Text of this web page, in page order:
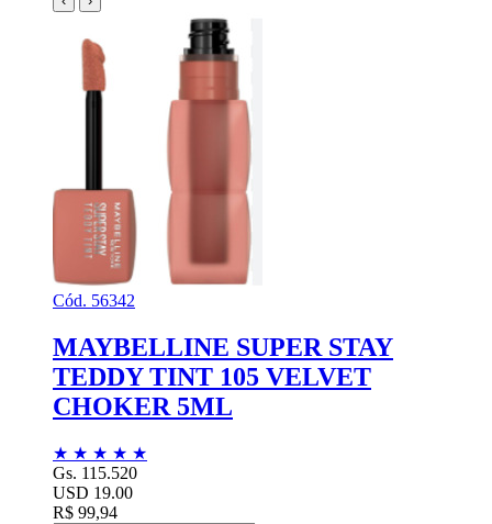
Cód. 56342
MAYBELLINE SUPER STAY
TEDDY TINT 105 VELVET
CHOKER 5ML
★ ★ ★ ★ ★
Gs. 115.520
USD 19.00
R$ 99,94